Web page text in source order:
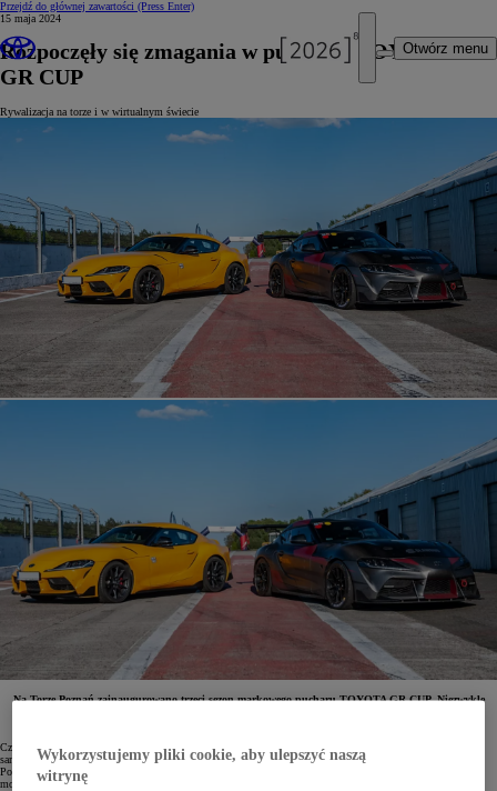
Przejdź do głównej zawartości (Press Enter)
Otwórz menu
15 maja 2024
Rozpoczęły się zmagania w pucharze TOYOTA
GR CUP
Rywalizacja na torze i w wirtualnym świecie
Na Torze Poznań zainaugurowano trzeci sezon markowego pucharu TOYOTA GR CUP. Niezwykle
Czym jest TOYOTA GR CUP? To seria zawodów i wydarzeń stworzona z myślą o miłośnikach sportowych
samochodów marek Toyota i Lexus, a zwłaszcza kultowych modeli z linii GR. TOYOTA GAZOO Racing
Polska organizuje już trzeci sezon tego markowego pucharu łączącego rywalizację ze świata sportów
motorowych z e-motorsportem i motoryzacyjnymi zlotami.
Wykorzystujemy pliki cookie, aby ulepszyć naszą
witrynę